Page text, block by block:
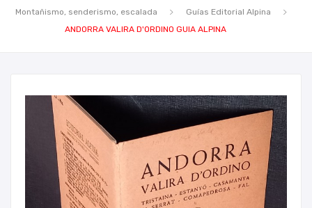
Montañismo, senderismo, escalada
Guías Editorial Alpina
ANDORRA VALIRA D'ORDINO GUIA ALPINA